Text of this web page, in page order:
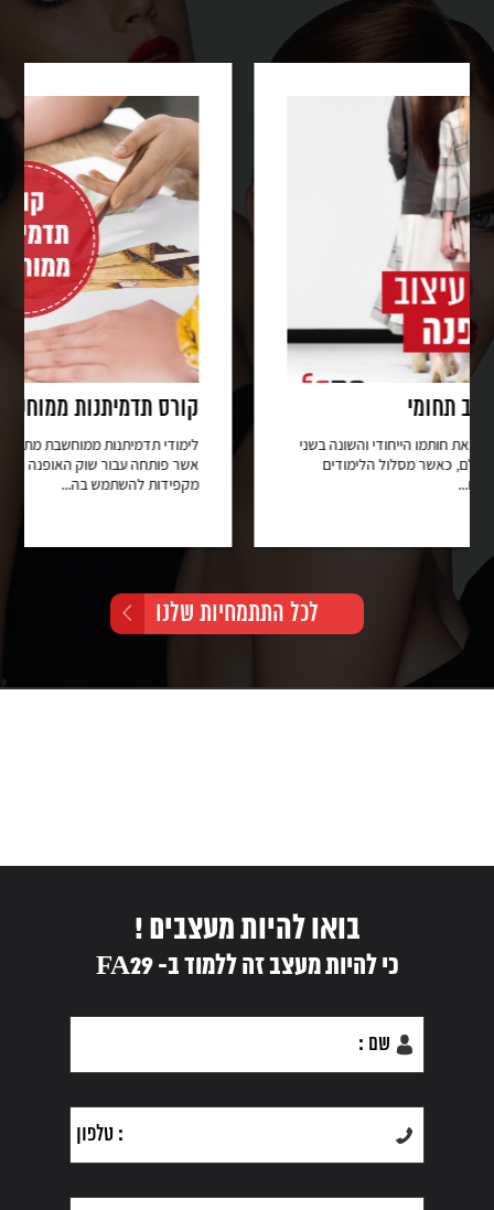
קורס תדמיתנות ממוחשבת
לימודי תדמיתנות ממוחשבת מתבצעים ע”י תוכנת ה- OptiTex
אשר פותחה עבור שוק האופנה וחברות רבות מתחום האופנה
לכל התתמחיות שלנו
בואו להיות מעצבים !
כי להיות מעצב זה ללמוד ב- FA29